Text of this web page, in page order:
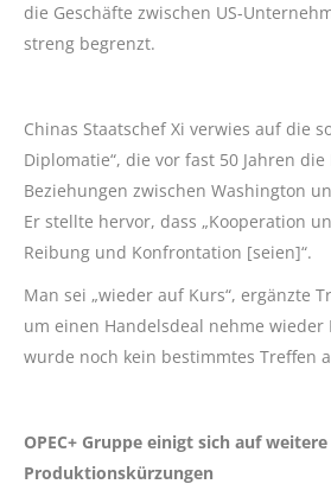
die Geschäfte zwischen US-
streng begrenzt.
Chinas Staatschef Xi verwies auf die
Diplomatie“, die vor fast 50 Jahren
Beziehungen zwischen Washington
Er stellte hervor, dass „Kooperation
Reibung und Konfrontation [seien]“.
Man sei „wieder auf Kurs“, ergänzte
um einen Handelsdeal nehme wieder
wurde noch kein bestimmtes Treffen
OPEC+ Gruppe einigt sich auf weitere
Produktionskürzungen